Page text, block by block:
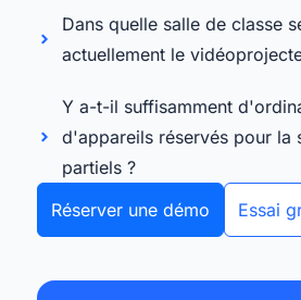
Dans quelle salle de classe
actuellement le
Y a-t-il suffisamment
d'appareils réservés pour la
partiels ?
Réserver une démo
Essai